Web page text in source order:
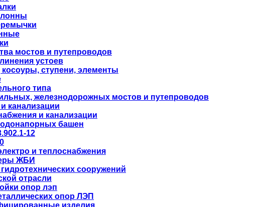
мостов и путепроводов
устоев
ступени, элементы
типа
железнодорожных мостов и путепроводов
канализации
и канализации
башен
12
и теплоснабжения
ЖБИ
сооружений
отрасли
опор лэп
опор ЛЭП
изделия